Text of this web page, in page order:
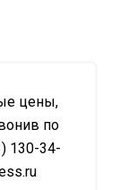
цены,
по
130-34-